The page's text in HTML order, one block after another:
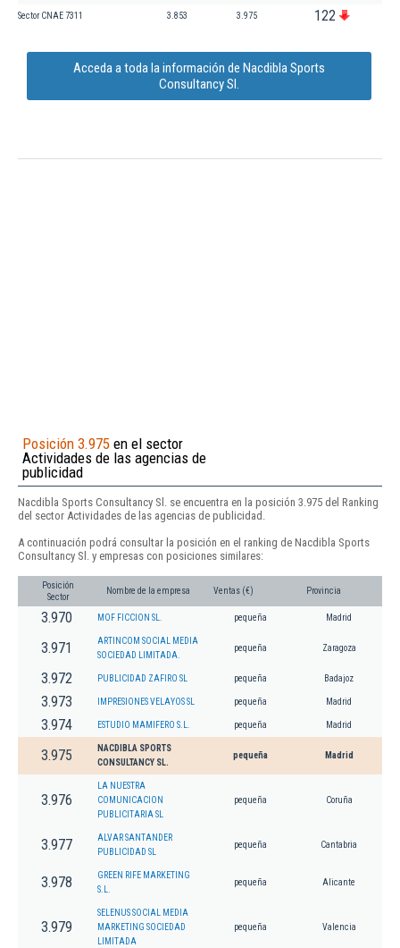
Sector CNAE 7311 3.853 3.975 122
Acceda a toda la información de Nacdibla Sports
Consultancy Sl.
Posición 3.975 en el sector
Actividades de las agencias de
publicidad
Nacdibla Sports Consultancy Sl. se encuentra en la posición 3.975 del Ranking
del sector Actividades de las agencias de publicidad.
A continuación podrá consultar la posición en el ranking de Nacdibla Sports
Consultancy Sl. y empresas con posiciones similares:
Posición
Sector
Nombre de la empresa Ventas (€) Provincia
3.970 MOF FICCION SL. pequeña Madrid
3.971
ARTINCOM SOCIAL MEDIA
SOCIEDAD LIMITADA.
pequeña Zaragoza
3.972 PUBLICIDAD ZAFIRO SL pequeña Badajoz
3.973 IMPRESIONES VELAYOS SL pequeña Madrid
3.974 ESTUDIO MAMIFERO S.L. pequeña Madrid
3.975
NACDIBLA SPORTS
CONSULTANCY SL.
pequeña Madrid
3.976
LA NUESTRA
COMUNICACION
PUBLICITARIA SL
pequeña Coruña
3.977
ALVAR SANTANDER
PUBLICIDAD SL
pequeña Cantabria
3.978
GREEN RIFE MARKETING
S.L.
pequeña Alicante
3.979
SELENUS SOCIAL MEDIA
MARKETING SOCIEDAD
LIMITADA
pequeña Valencia